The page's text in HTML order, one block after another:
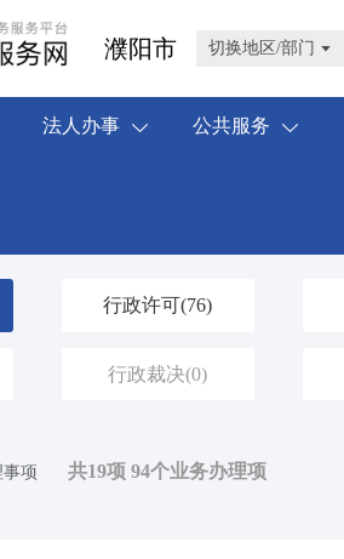
濮阳市 切换地区/部门
法人办事 公共服务
行政许可(76)
行政裁决(0)
项 共19项 94个业务办理项